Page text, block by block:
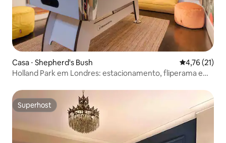
Casa ⋅ Shepherd's Bush 4,76 de uma
4,76 (21)
Holland Park em Londres: estacionamento, fliperama e
Superhost
Superhost